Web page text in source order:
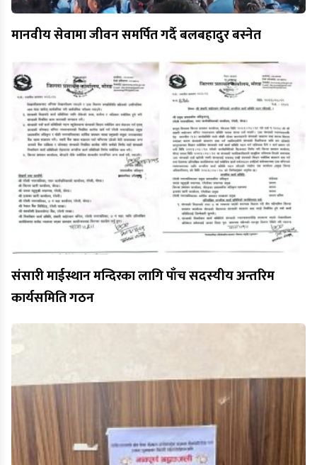
मानवीय सेवामा जीवन समर्पित गर्दै बलबहादुर बस्नेत
संसारी माईस्थान मन्दिरका लागि पाँच सदस्यीय अन्तरिम
कार्यसमिति गठन